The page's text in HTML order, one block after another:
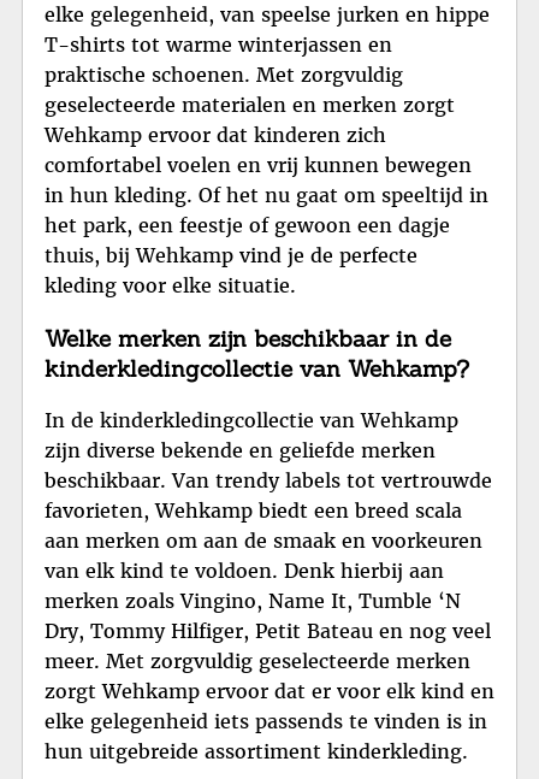
elke gelegenheid, van speelse jurken en hippe
T-shirts tot warme winterjassen en
praktische schoenen. Met zorgvuldig
geselecteerde materialen en merken zorgt
Wehkamp ervoor dat kinderen zich
comfortabel voelen en vrij kunnen bewegen
in hun kleding. Of het nu gaat om speeltijd in
het park, een feestje of gewoon een dagje
thuis, bij Wehkamp vind je de perfecte
kleding voor elke situatie.
Welke merken zijn beschikbaar in de
kinderkledingcollectie van Wehkamp?
In de kinderkledingcollectie van Wehkamp
zijn diverse bekende en geliefde merken
beschikbaar. Van trendy labels tot vertrouwde
favorieten, Wehkamp biedt een breed scala
aan merken om aan de smaak en voorkeuren
van elk kind te voldoen. Denk hierbij aan
merken zoals Vingino, Name It, Tumble ‘N
Dry, Tommy Hilfiger, Petit Bateau en nog veel
meer. Met zorgvuldig geselecteerde merken
zorgt Wehkamp ervoor dat er voor elk kind en
elke gelegenheid iets passends te vinden is in
hun uitgebreide assortiment kinderkleding.